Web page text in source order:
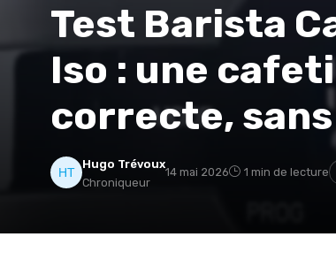
Test Barista
Iso : une
correcte,
Hugo Trévoux
Chroniqueur
14 mai 2026 1 min de lecture